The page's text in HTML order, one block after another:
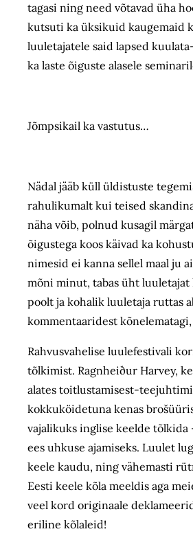
tagasi ning need võtavad üha
kutsuti ka üksikuid kaugemaid
luuletajatele said lapsed
ka laste õiguste alasele
Jõmpsikail ka vastutus…
Nädal jääb küll üldistuste
rahulikumalt kui teised
näha võib, polnud kusagil
õigustega koos käivad ka
nimesid ei kanna sellel maal ju
mõni minut, tabas üht
poolt ja kohalik luuletaja ruttas
kommentaaridest
Rahvusvahelise luulefestivali
tõlkimist. Ragnheiður Harvey,
alates toitlustamisest-
kokkuköidetuna kenas
vajalikuks inglise keelde
ees uhkuse ajamiseks. Luulet
keele kaudu, ning vähemasti
Eesti keele kõla meeldis aga
veel kord originaale
eriline kõlaleid!